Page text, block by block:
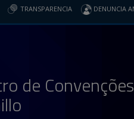
TRANSPARENCIA DENUNCIA
de